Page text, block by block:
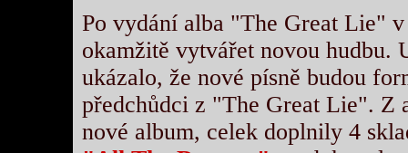
Po vydání alba "The Great Lie"
okamžitě vytvářet novou hudbu.
ukázalo, že nové písně budou
předchůdci z "The Great Lie". Z
nové album, celek doplnily 4